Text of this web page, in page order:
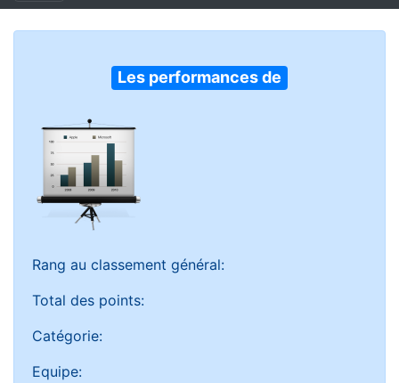
Les performances de
Rang au classement général:
Total des points:
Catégorie:
Equipe: